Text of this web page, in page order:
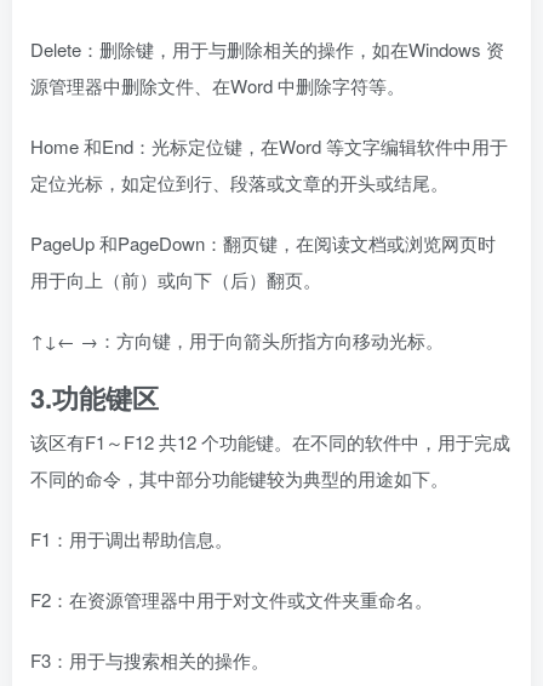
3.功能键区
不同的命令，其中部分功能键较为典型的用途如下。
F2：在资源管理器中用于对文件或文件夹重命名。
F3：用于与搜索相关的操作。
F4：Alt+F4 组合键用于快速关闭当前窗口。
F5：在资源管理器和浏览器中用于刷新当前显示内容。
F8：在启动计算机时，用于调出启动菜单。
F11：在资源管理器和浏览器中用于切换至全屏显示状态。
F12：在Office 系列软件中作为“另存为”命令的快捷键。